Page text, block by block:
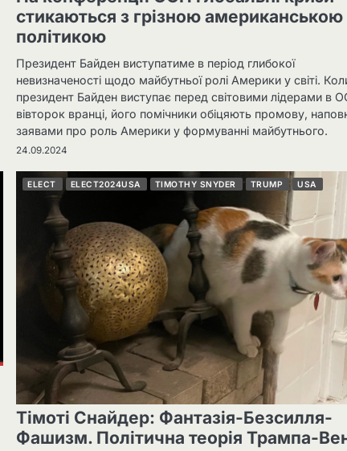
стикаються з грізною американською
політикою
Президент Байден виступатиме в період глибокої
невизначеності щодо майбутньої ролі Америки у світі.
президент Байден виступає перед світовими лідерами в
вівторок вранці, його помічники обіцяють промову,
заявами про роль Америки у формуванні майбутнього.
24.09.2024
ELECT ELECT2024USA TIMOTHY SNYDER TRUMP USA
Тімоті Снайдер: Фантазія-Безсилля-
Фашизм. Політична теорія Трампа-